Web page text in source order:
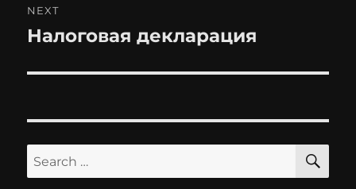
NEXT
Next
Налоговая декларация
Search
for: